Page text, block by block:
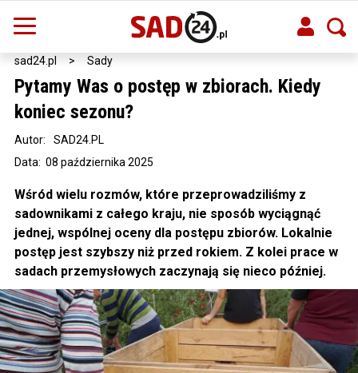
sad24.pl > Sady
Pytamy Was o postęp w zbiorach. Kiedy
koniec sezonu?
Data: 08 października 2025
Autor: SAD24.PL
Wśród wielu rozmów, które przeprowadziliśmy z
sadownikami z całego kraju, nie sposób wyciągnąć
jednej, wspólnej oceny dla postępu zbiorów. Lokalnie
postęp jest szybszy niż przed rokiem. Z kolei prace w
sadach przemysłowych zaczynają się nieco później.